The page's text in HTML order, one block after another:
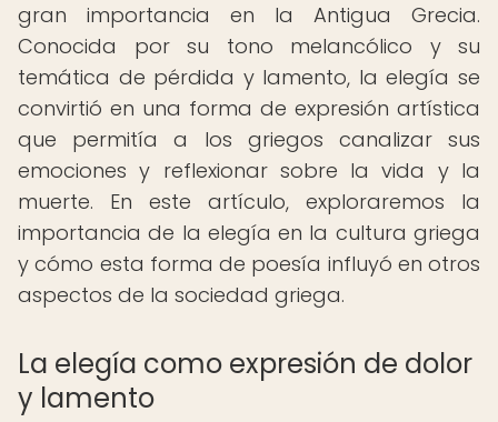
gran importancia en la Antigua Grecia.
Conocida por su tono melancólico y su
temática de pérdida y lamento, la elegía se
convirtió en una forma de expresión artística
que permitía a los griegos canalizar sus
emociones y reflexionar sobre la vida y la
muerte. En este artículo, exploraremos la
importancia de la elegía en la cultura griega
y cómo esta forma de poesía influyó en otros
aspectos de la sociedad griega.
La elegía como expresión de dolor
y lamento